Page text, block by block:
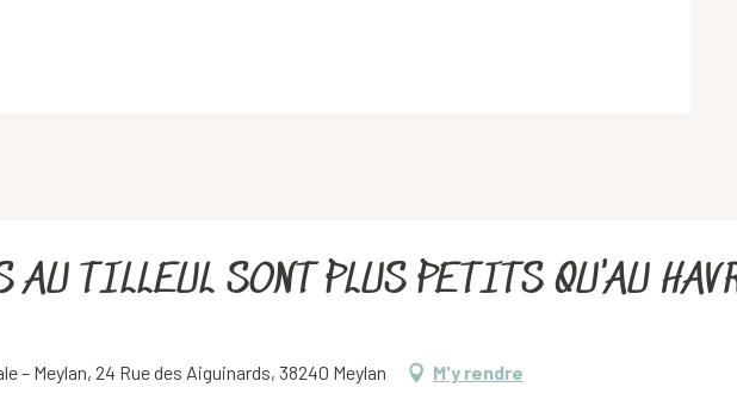
AU TILLEUL SONT PLUS PETITS QU'AU
– Meylan, 24 Rue des Aiguinards, 38240 Meylan
M'y rendre